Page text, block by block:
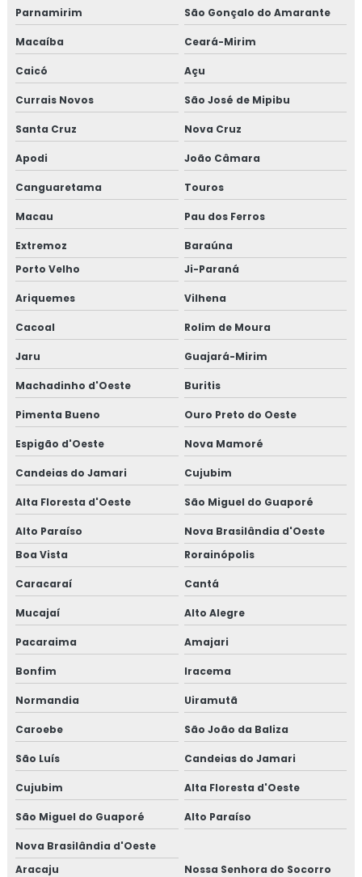
Parnamirim São Gonçalo do Amarante
Macaíba Ceará-Mirim
Caicó Açu
Currais Novos São José de Mipibu
Santa Cruz Nova Cruz
Apodi João Câmara
Canguaretama Touros
Macau Pau dos Ferros
Extremoz
Baraúna
Porto Velho
Ji-Paraná
Ariquemes Vilhena
Cacoal Rolim de Moura
Jaru Guajará-Mirim
Machadinho d'Oeste Buritis
Pimenta Bueno Ouro Preto do Oeste
Espigão d'Oeste Nova Mamoré
Candeias do Jamari Cujubim
Alta Floresta d'Oeste São Miguel do Guaporé
Alto Paraíso
Nova Brasilândia d'Oeste
Boa Vista
Rorainópolis
Caracaraí Cantá
Mucajaí Alto Alegre
Pacaraima Amajari
Bonfim Iracema
Normandia Uiramutã
Caroebe São João da Baliza
São Luís Candeias do Jamari
Cujubim Alta Floresta d'Oeste
São Miguel do Guaporé Alto Paraíso
Nova Brasilândia d'Oeste
Aracaju
Nossa Senhora do Socorro